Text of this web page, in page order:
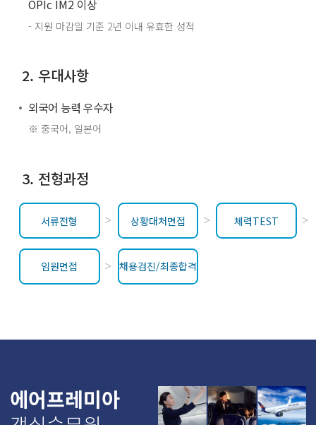
OPIc IM2 이상
- 지원 마감일 기준 2년 이내 유효한 성적
2. 우대사항
외국어 능력 우수자
※ 중국어, 일본어
3. 전형과정
서류전형 상황대처면접 체력TEST
임원면접 채용검진/최종합격
에어프레미아